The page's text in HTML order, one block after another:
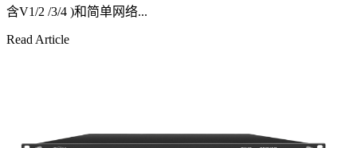
含V1/2 /3/4 )和简单网络...
Read Article